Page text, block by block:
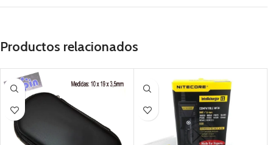
Productos relacionados